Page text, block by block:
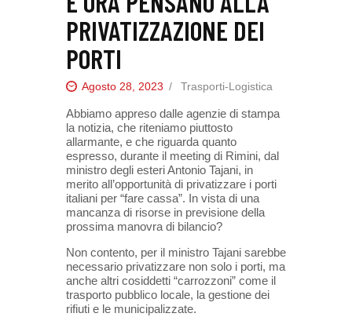
RASSEGNA STAMPA
PRIVATIZZAZIONE DEI
PORTI
Agosto 28, 2023 Trasporti-Logistica
Abbiamo appreso dalle agenzie di stampa
la notizia, che riteniamo piuttosto
allarmante, e che riguarda quanto
espresso, durante il meeting di Rimini, dal
ministro degli esteri Antonio Tajani, in
merito all’opportunità di privatizzare i porti
italiani per “fare cassa”. In vista di una
mancanza di risorse in previsione della
prossima manovra di bilancio?
Non contento, per il ministro Tajani sarebbe
necessario privatizzare non solo i porti, ma
anche altri cosiddetti “carrozzoni” come il
trasporto pubblico locale, la gestione dei
rifiuti e le municipalizzate.